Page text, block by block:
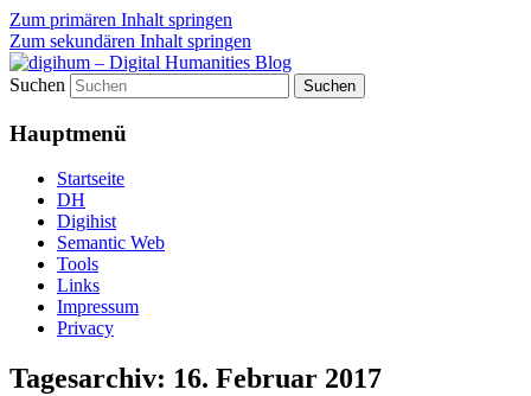
Zum primären Inhalt springen
Zum sekundären Inhalt springen
digihum – Digital Humanities
Blog
fibri (find&bring) goes digital humanities
Suchen
Hauptmenü
Startseite
DH
Digihist
Semantic Web
Tools
Links
Impressum
Privacy
Tagesarchiv: 16. Februar 2017